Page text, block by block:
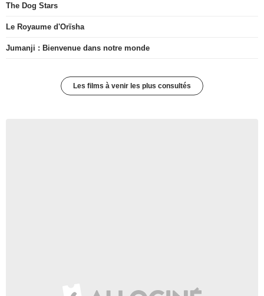
The Dog Stars
Le Royaume d'Orïsha
Jumanji : Bienvenue dans notre monde
Les films à venir les plus consultés